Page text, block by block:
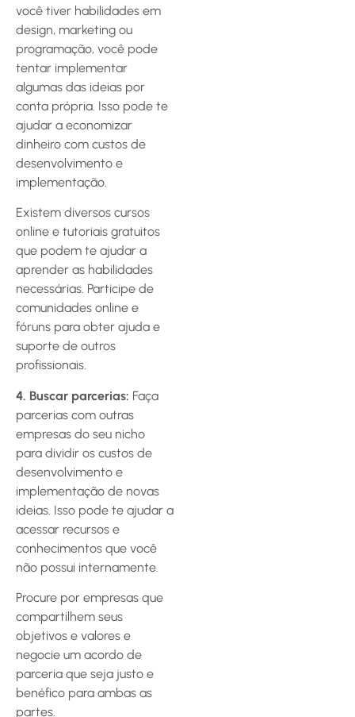
você tiver habilidades em
design, marketing ou
programação, você pode
tentar implementar
algumas das ideias por
conta própria. Isso pode te
ajudar a economizar
dinheiro com custos de
desenvolvimento e
implementação.
Existem diversos cursos
online e tutoriais gratuitos
que podem te ajudar a
aprender as habilidades
necessárias. Participe de
comunidades online e
fóruns para obter ajuda e
suporte de outros
profissionais.
4. Buscar parcerias: Faça
parcerias com outras
empresas do seu nicho
para dividir os custos de
desenvolvimento e
implementação de novas
ideias. Isso pode te ajudar a
acessar recursos e
conhecimentos que você
não possui internamente.
Procure por empresas que
compartilhem seus
objetivos e valores e
negocie um acordo de
parceria que seja justo e
benéfico para ambas as
partes.